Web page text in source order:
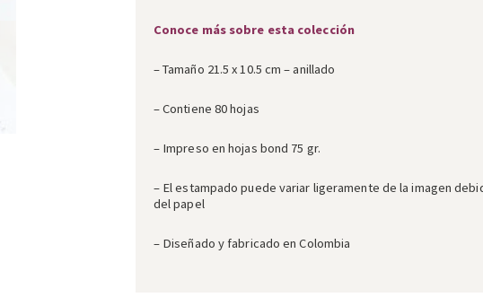
Conoce más sobre esta colección
– Tamaño 21.5 x 10.5 cm – anillado
– Contiene 80 hojas
– Impreso en hojas bond 75 gr.
– El estampado puede variar ligeramente de la imagen
del papel
– Diseñado y fabricado en Colombia